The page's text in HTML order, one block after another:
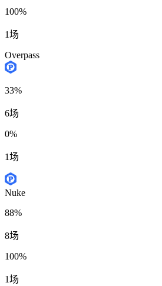
100%
1场
Overpass
33%
6场
0%
1场
Nuke
88%
8场
100%
1场